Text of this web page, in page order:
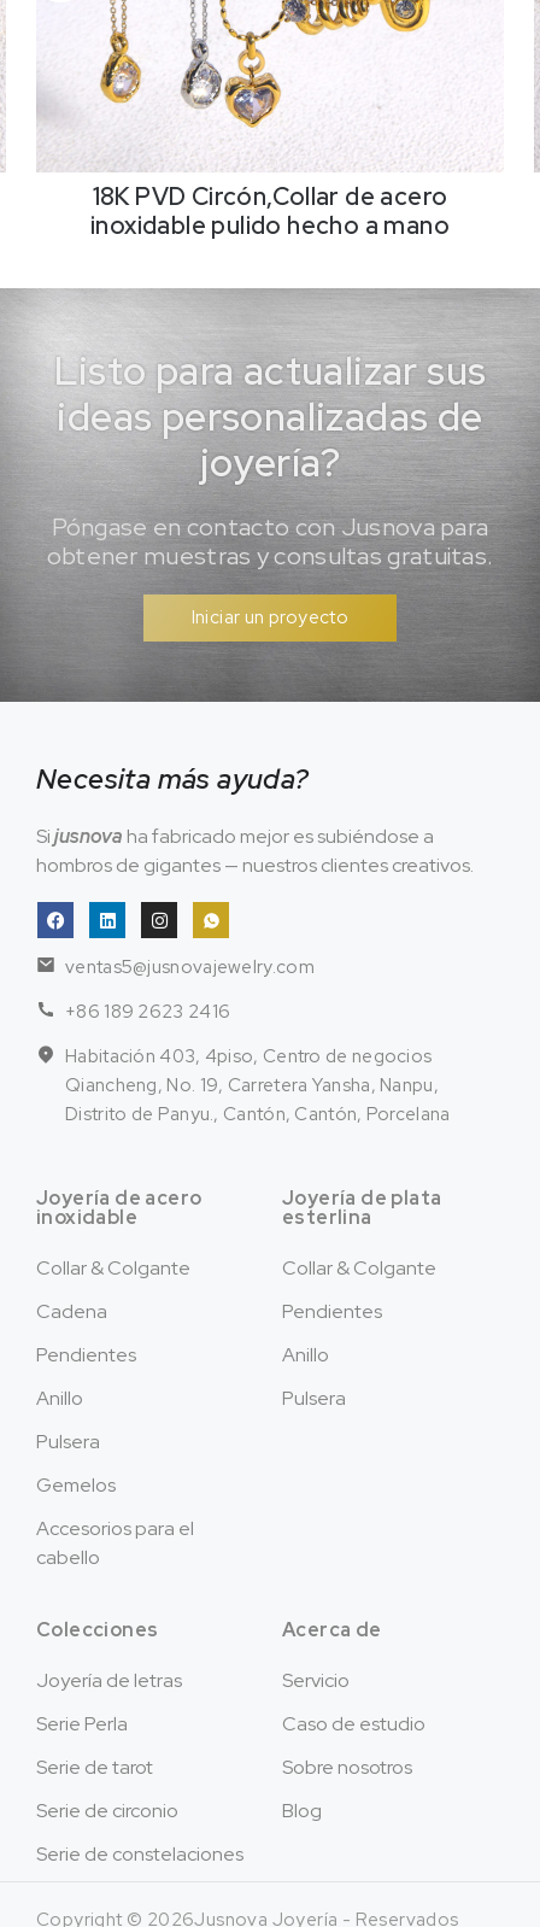
18K PVD Circón,Collar de acero
inoxidable pulido hecho a mano
Listo para actualizar sus
ideas personalizadas de
joyería?
Póngase en contacto con Jusnova para
obtener muestras y consultas gratuitas.
Iniciar un proyecto
Necesita más ayuda?
Sijusnova ha fabricado mejor es subiéndose a
hombros de gigantes — nuestros clientes creativos.
ventas5@jusnovajewelry.com
+86 189 2623 2416
Habitación 403, 4piso, Centro de negocios
Qiancheng, No. 19, Carretera Yansha, Nanpu,
Distrito de Panyu., Cantón, Cantón, Porcelana
Joyería de acero
inoxidable
Collar & Colgante
Cadena
Pendientes
Anillo
Pulsera
Gemelos
Accesorios para el
cabello
Joyería de plata
esterlina
Collar & Colgante
Pendientes
Anillo
Pulsera
Colecciones
Joyería de letras
Serie Perla
Serie de tarot
Serie de circonio
Serie de constelaciones
Acerca de
Servicio
Caso de estudio
Sobre nosotros
Blog
Copyright © 2026Jusnova Joyería - Reservados